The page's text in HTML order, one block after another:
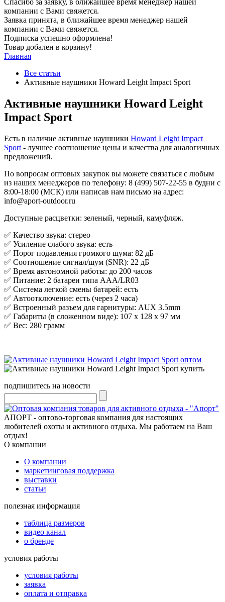
Спасибо за заявку, в ближайшее время менеджер нашей
компании с Вами свяжется.
Заявка принята, в ближайшее время менеджер нашей
компании с Вами свяжется.
Подписка успешно оформлена!
Товар добален в корзину!
Главная
Все статьи
Активные наушники Howard Leight Impact Sport
Активные наушники Howard Leight
Impact Sport
Есть в наличие активные наушники Howard Leight Impact
Sport - лучшее соотношение цены и качества для аналогичных
предложений.
По вопросам оптовых закупок вы можете связаться с любым
из наших менеджеров по телефону: 8 (499) 507-22-55 в будни с
8:00-18:00 (МСК) или написав нам письмо на адрес:
info@aport-outdoor.ru
Доступные расцветки: зеленый, черный, камуфляж.
✅ Качество звука: стерео
✅ Усиление слабого звука: есть
✅ Порог подавления громкого шума: 82 дБ
✅ Соотношение сигнал/шум (SNR): 22 дБ
✅ Время автономной работы: до 200 часов
✅ Питание: 2 батареи типа ААА/LR03
✅ Система легкой смены батарей: есть
✅ Автоотключение: есть (через 2 часа)
✅ Встроенный разъем для гарнитуры: AUX 3.5mm
✅ Габариты (в сложенном виде): 107 х 128 х 97 мм
✅ Вес: 280 грамм
подпишитесь на новости
АПОРТ - оптово-торговая компания для настоящих
любителей охоты и активного отдыха. Мы работаем на Ваш
отдых!
О компании
О компании
маркетинговая поддержка
выставки
статьи
полезная информация
таблица размеров
видео канал
о бренде
условия работы
условия работы
заявка
оплата и отправка